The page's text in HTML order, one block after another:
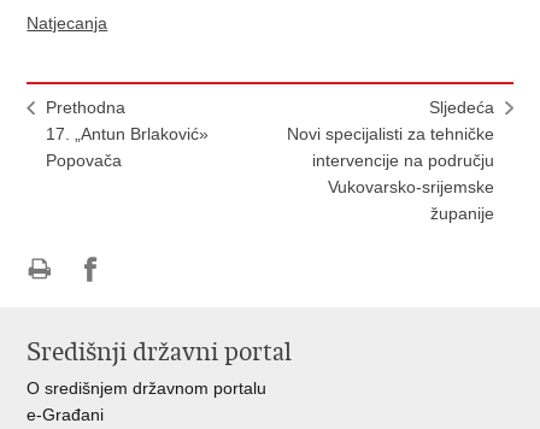
Natjecanja
Prethodna
17. „Antun Brlaković»
Popovača
Sljedeća
Novi specijalisti za tehničke
intervencije na području
Vukovarsko-srijemske
županije
Facebooku
Središnji državni portal
O središnjem državnom portalu
e-Građani